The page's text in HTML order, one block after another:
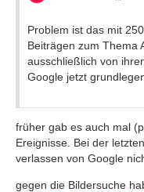
Problem ist das mit
Beiträgen zum Thema
ausschließlich von
Google jetzt
früher gab es auch mal
Ereignisse. Bei der
verlassen von Google
gegen die Bildersuche